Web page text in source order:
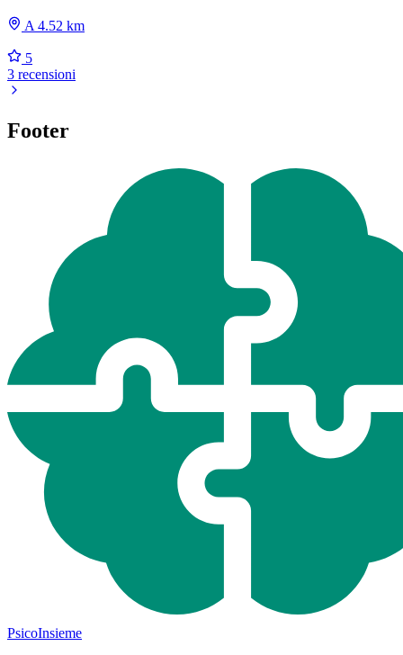
A 4.52 km
5
3 recensioni
Footer
PsicoInsieme